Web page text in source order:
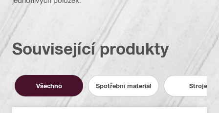
Související produkty
Všechno Spotřební materiál Stroje